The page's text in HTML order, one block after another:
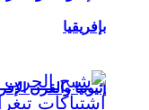
إثيوبيا والقرن
بإفريقيا